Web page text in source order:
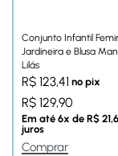
Conjunto Infantil
Jardineira e Blusa
Lilás
R$ 123,41 no pix
R$ 129,90
Em até 6x de R$
juros
Comprar